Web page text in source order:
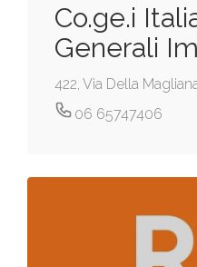
Co.ge.i
Generali
422, Via Della
06 65747406